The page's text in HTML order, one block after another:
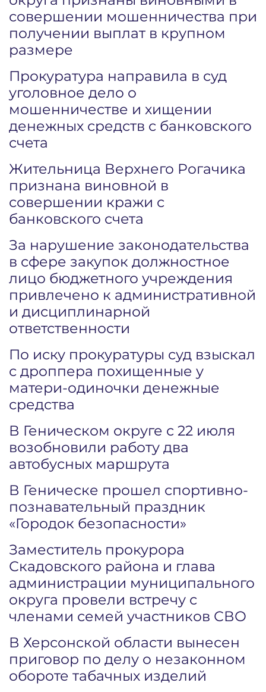
совершении мошенничества при
получении выплат в крупном
размере
Прокуратура направила в суд
уголовное дело о
мошенничестве и хищении
денежных средств с банковского
счета
Жительница Верхнего Рогачика
признана виновной в
совершении кражи с
банковского счета
За нарушение законодательства
в сфере закупок должностное
лицо бюджетного учреждения
привлечено к административной
и дисциплинарной
ответственности
По иску прокуратуры суд взыскал
с дроппера похищенные у
матери-одиночки денежные
средства
В Геническом округе с 22 июля
возобновили работу два
автобусных маршрута
В Геническе прошел спортивно-
познавательный праздник
«Городок безопасности»
Заместитель прокурора
Скадовского района и глава
администрации муниципального
округа провели встречу с
членами семей участников СВО
В Херсонской области вынесен
приговор по делу о незаконном
обороте табачных изделий